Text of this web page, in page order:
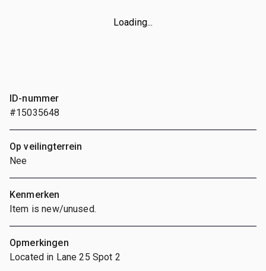
Loading...
ID-nummer
#15035648
Op veilingterrein
Nee
Kenmerken
Item is new/unused.
Opmerkingen
Located in Lane 25 Spot 2